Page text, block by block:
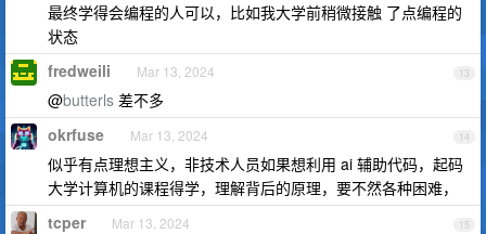
最终学得会编程的人可以，比如我大学前稍微接触 了点编程的
状态
13
fredweili Mar 13, 2024
@butterls 差不多
14
okrfuse Mar 13, 2024
似乎有点理想主义，非技术人员如果想利用 ai 辅助代码，起码
大学计算机的课程得学，理解背后的原理，要不然各种困难，
15
tcper Mar 13, 2024